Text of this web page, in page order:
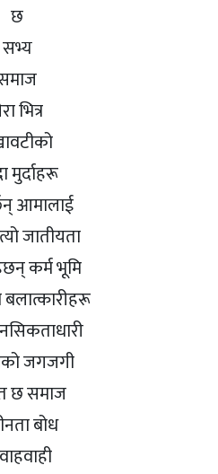
छ
सभ्य
भित्र
मुर्दाहरू
आमालाई
जातीयता
कर्म भूमि
जगजगी
छ समाज
बोध